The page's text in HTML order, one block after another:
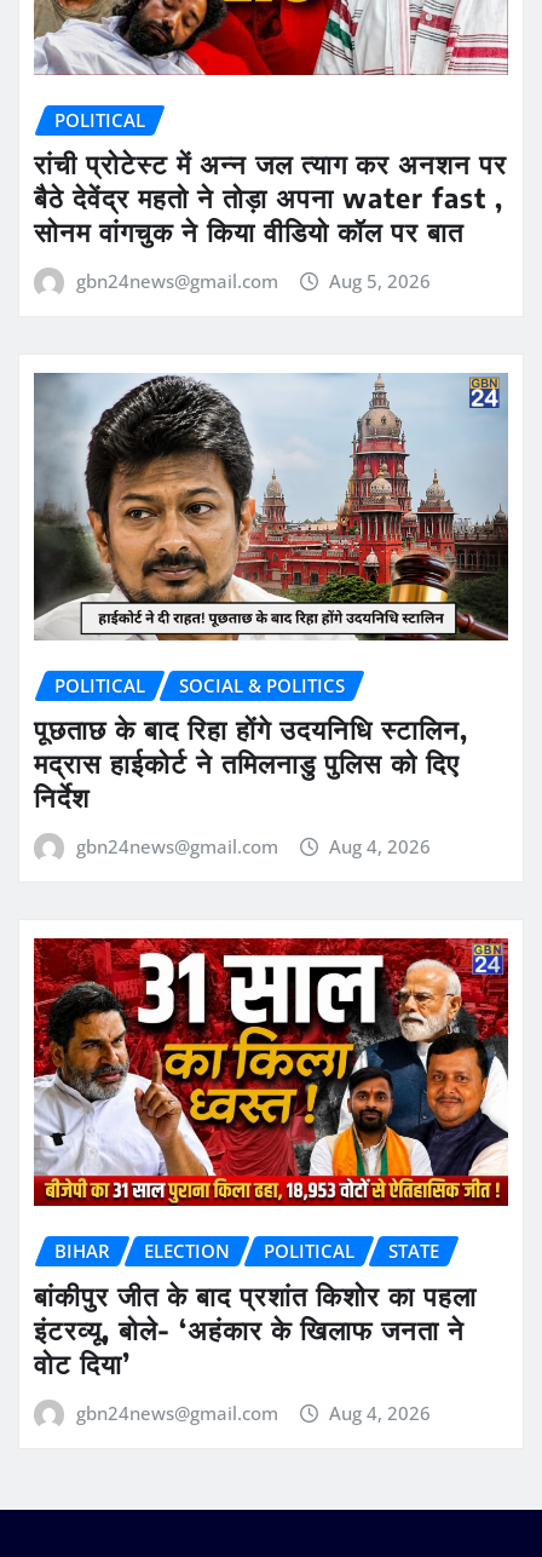
POLITICAL
रांची प्रोटेस्ट में अन्न जल त्याग कर अनशन पर
बैठे देवेंद्र महतो ने तोड़ा अपना water fast ,
सोनम वांगचुक ने किया वीडियो कॉल पर बात
gbn24news@gmail.com Aug 5, 2026
POLITICAL SOCIAL & POLITICS
पूछताछ के बाद रिहा होंगे उदयनिधि स्टालिन,
मद्रास हाईकोर्ट ने तमिलनाडु पुलिस को दिए
निर्देश
gbn24news@gmail.com Aug 4, 2026
BIHAR ELECTION POLITICAL STATE
बांकीपुर जीत के बाद प्रशांत किशोर का पहला
इंटरव्यू, बोले- ‘अहंकार के खिलाफ जनता ने
वोट दिया’
gbn24news@gmail.com Aug 4, 2026